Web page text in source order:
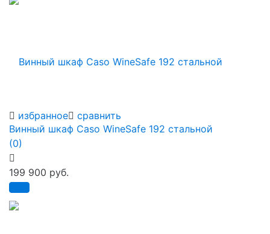
избранное сравнить
Винный шкаф Caso WineSafe 192 стальной
(0)
199 900 руб.